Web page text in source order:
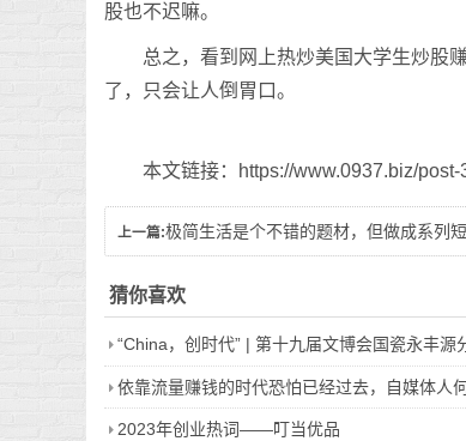
股也不迟嘛。
总之，看到网上热炒美国大学生炒股
了，只会让人倒胃口。
本文链接：https://www.0937.biz/post-
上一篇:极简生活是个不错的题材，但做成系列
容易
猜你喜欢
“China，创时代” | 第十九届文博会国瓷永丰源
依靠流量赚钱的时代恐怕已经过去，自媒体人
2023年创业热词——叮当优品